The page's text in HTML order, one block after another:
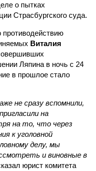
о пытках
Страсбургского суда.
Виталия
Ляпина в ночь с 24
в прошлое стало
не сразу вспомнили,
на
на то, что через
к уголовной
делу, мы
и виновные в
юрист комитета